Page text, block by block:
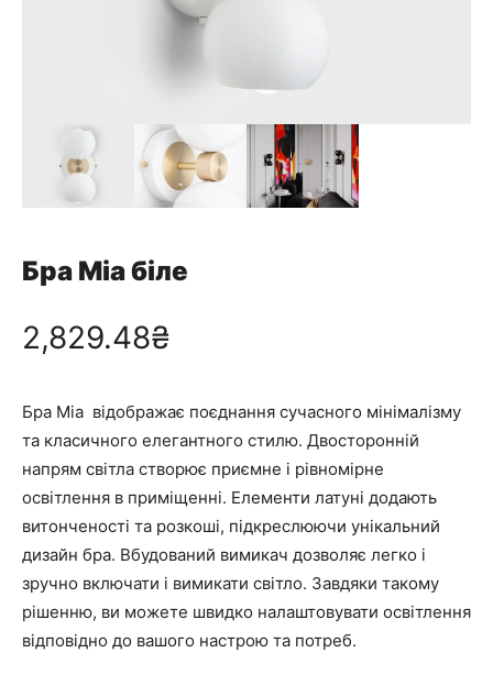
Бра Mia біле
2,829.48₴
Бра Mia відображає поєднання сучасного мінімалізму
та класичного елегантного стилю. Двосторонній
напрям світла створює приємне і рівномірне
освітлення в приміщенні. Елементи латуні додають
витонченості та розкоші, підкреслюючи унікальний
дизайн бра. Вбудований вимикач дозволяє легко і
зручно включати і вимикати світло. Завдяки такому
рішенню, ви можете швидко налаштовувати освітлення
відповідно до вашого настрою та потреб.